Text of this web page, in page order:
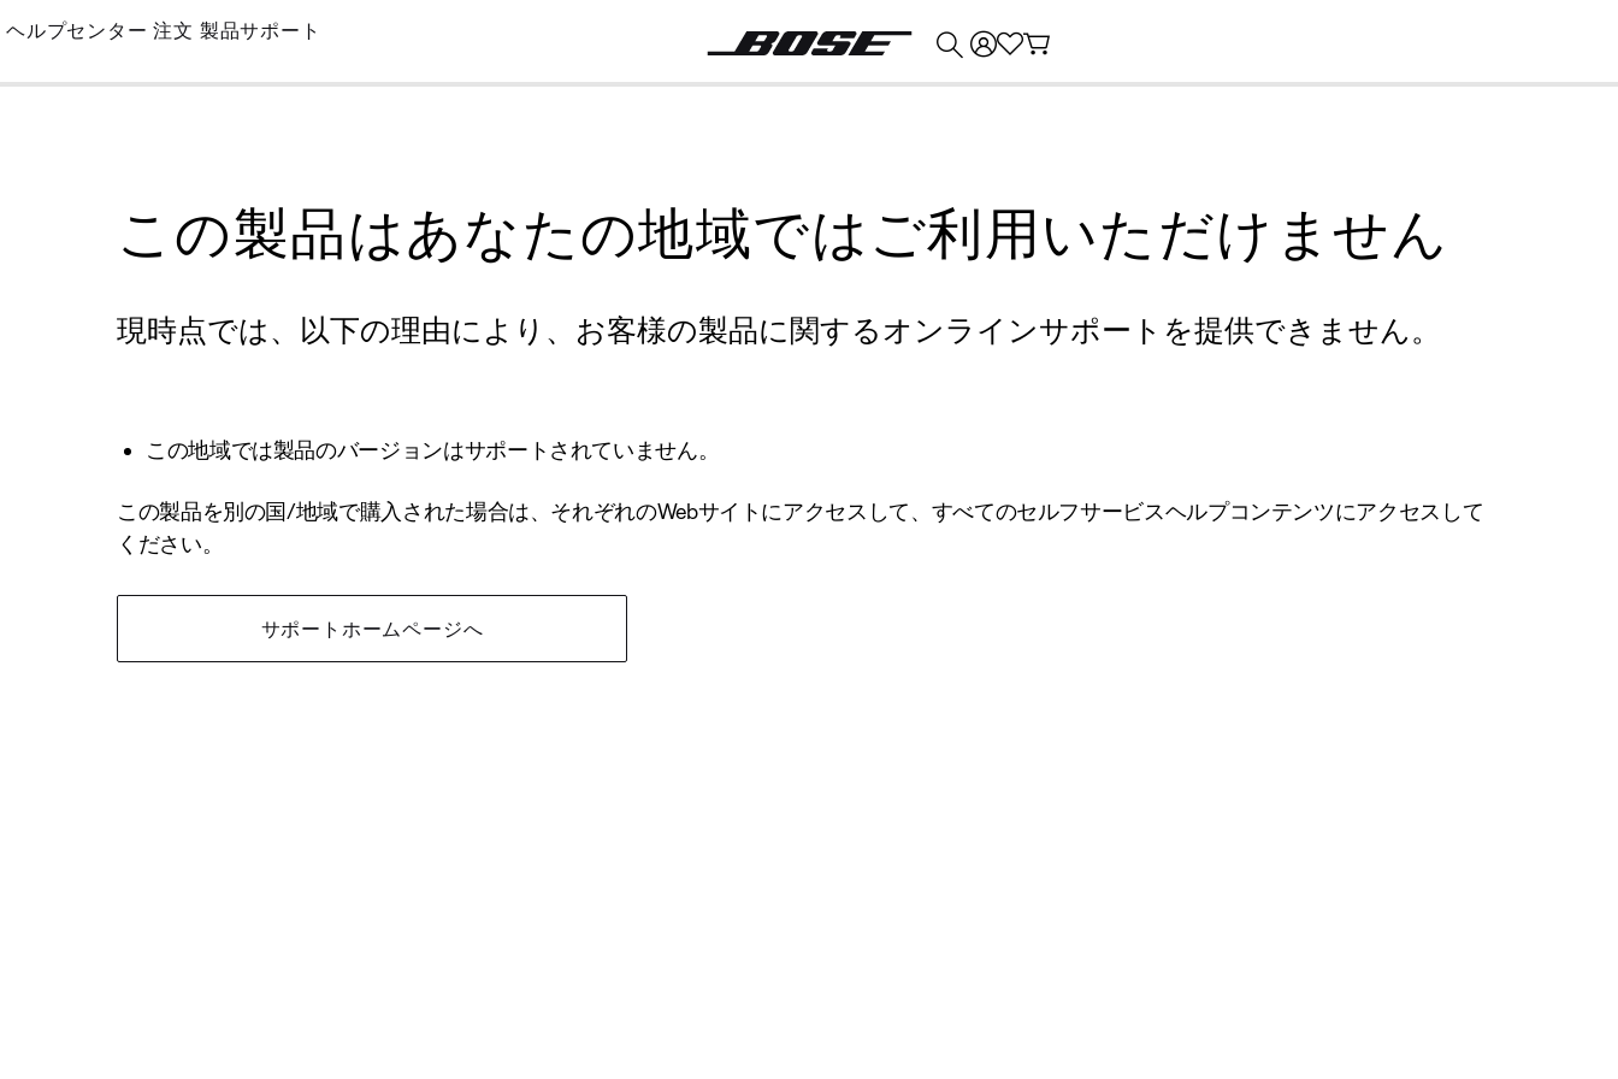
Skip
Main
ヘルプセンター 注文 製品サポート
この製品はあなたの地域ではご利用いただけません
現時点では、以下の理由により、お客様の製品に関するオンラインサポートを提供できません。
この地域では製品のバージョンはサポートされていません。
この製品を別の国/地域で購入された場合は、それぞれのWebサイトにアクセスして、すべてのセルフサービスヘルプコンテンツにアクセスして
ください。
サポートホームページへ